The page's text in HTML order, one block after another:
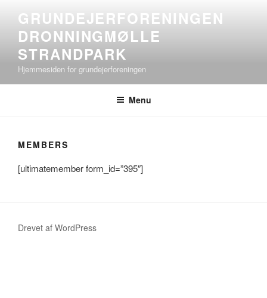
indhold
GRUNDEJERFORENINGEN
DRONNINGMØLLE
STRANDPARK
Hjemmesiden for grundejerforeningen
Menu
MEMBERS
[ultimatemember form_id=”395″]
Drevet af WordPress